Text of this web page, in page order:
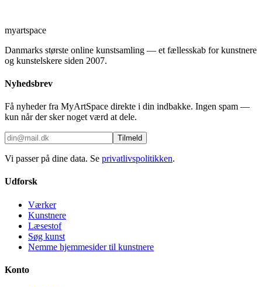
myartspace
Danmarks største online kunstsamling — et fællesskab for kunstnere
og kunstelskere siden 2007.
Nyhedsbrev
Få nyheder fra MyArtSpace direkte i din indbakke. Ingen spam —
kun når der sker noget værd at dele.
Tilmeld
Vi passer på dine data. Se privatlivspolitikken.
Udforsk
Værker
Kunstnere
Læsestof
Søg kunst
Nemme hjemmesider til kunstnere
Konto